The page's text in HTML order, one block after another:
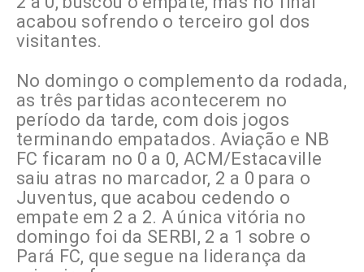
acabou sofrendo o terceiro gol dos
visitantes.
No domingo o complemento da rodada,
as três partidas acontecerem no
período da tarde, com dois jogos
terminando empatados. Aviação e NB
FC ficaram no 0 a 0, ACM/Estacaville
saiu atras no marcador, 2 a 0 para o
Juventus, que acabou cedendo o
empate em 2 a 2. A única vitória no
domingo foi da SERBI, 2 a 1 sobre o
Pará FC, que segue na liderança da